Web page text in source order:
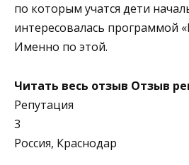
по которым учатся дети
интересовалась программой
Именно по этой.
Читать весь отзыв Отзыв
Репутация
3
Россия, Краснодар